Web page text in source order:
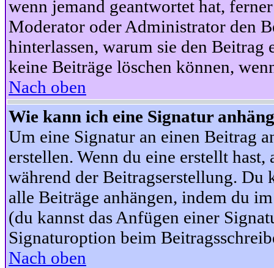
wenn jemand geantwortet hat,
Moderator oder Administrator den
hinterlassen, warum sie den Beitrag
keine Beiträge löschen können,
Nach oben
Wie kann ich eine Signatur
Um eine Signatur an einen Beitrag
erstellen. Wenn du eine erstellt
während der Beitragserstellung. Du
alle Beiträge anhängen, indem du
(du kannst das Anfügen einer
Signaturoption beim
Nach oben